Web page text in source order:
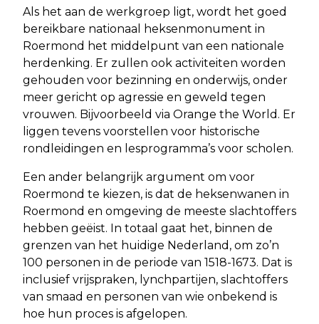
Als het aan de werkgroep ligt, wordt het goed
bereikbare nationaal heksenmonument in
Roermond het middelpunt van een nationale
herdenking. Er zullen ook activiteiten worden
gehouden voor bezinning en onderwijs, onder
meer gericht op agressie en geweld tegen
vrouwen. Bijvoorbeeld via Orange the World. Er
liggen tevens voorstellen voor historische
rondleidingen en lesprogramma’s voor scholen.
Een ander belangrijk argument om voor
Roermond te kiezen, is dat de heksenwanen in
Roermond en omgeving de meeste slachtoffers
hebben geëist. In totaal gaat het, binnen de
grenzen van het huidige Nederland, om zo’n
100 personen in de periode van 1518-1673. Dat is
inclusief vrijspraken, lynchpartijen, slachtoffers
van smaad en personen van wie onbekend is
hoe hun proces is afgelopen.